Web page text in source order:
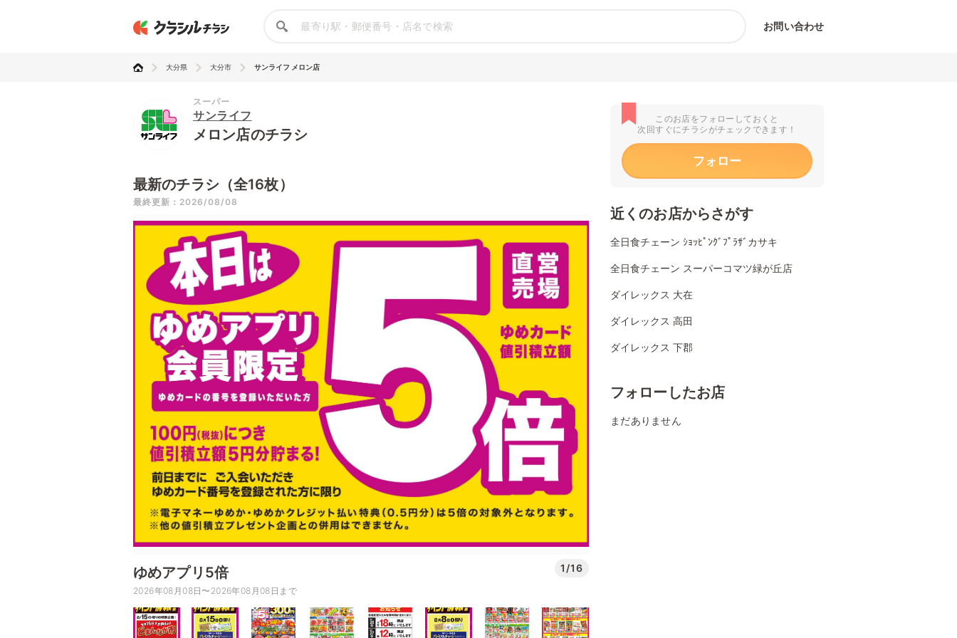
お問い合わせ
大分県 大分市 サンライフ メロン店
スーパー
サンライフ
メロン店のチラシ
最新のチラシ（全16枚）
最終更新：2026/08/08
ゆめアプリ5倍 1/16
2026年08月08日〜2026年08月08日まで
このお店をフォローしておくと
次回すぐにチラシがチェックできます！
フォロー
近くのお店からさがす
全日食チェーン ｼｮｯﾋﾟﾝｸﾞﾌﾟﾗｻﾞカサキ
全日食チェーン スーパーコマツ緑が丘店
ダイレックス 大在
ダイレックス 高田
ダイレックス 下郡
フォローしたお店
まだありません